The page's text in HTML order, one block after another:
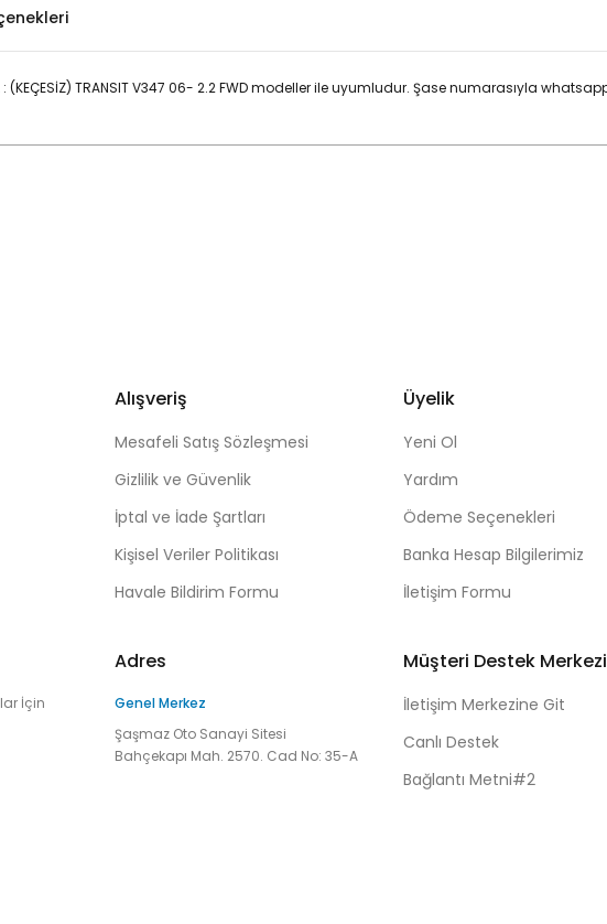
: (KEÇESİZ) TRANSIT V347 06- 2.2 FWD modeller ile uyumludur. Şase numarasıyla
Alışveriş
Mesafeli Satış Sözleşmesi
Gizlilik ve Güvenlik
İptal ve İade Şartları
Kişisel Veriler Politikası
Havale Bildirim Formu
Üyelik
Yeni Ol
Yardım
Ödeme Seçenekleri
Banka Hesap Bilgilerimiz
İletişim Formu
İçin
Adres
Genel Merkez
Şaşmaz Oto Sanayi Sitesi
Bahçekapı Mah. 2570. Cad No: 35-A
Müşteri Destek Merkezi
İletişim Merkezine Git
Canlı Destek
Bağlantı Metni#2